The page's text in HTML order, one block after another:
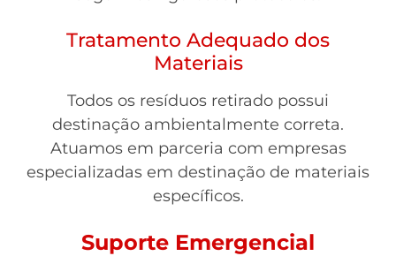
Tratamento Adequado dos
Materiais
Todos os resíduos retirado possui
destinação ambientalmente correta.
Atuamos em parceria com empresas
especializadas em destinação de materiais
específicos.
Suporte Emergencial